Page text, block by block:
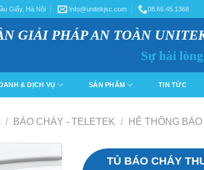
Giấy, Hà Nội Info@unitekjsc.com 08.66.45.1368
GIẢI PHÁP AN TOÀN
Sự hài
& DỊCH VỤ SẢN PHẨM TIN TỨC
/ BÁO CHÁY - TELETEK / HỆ THỐNG
TỦ BÁO CHÁY